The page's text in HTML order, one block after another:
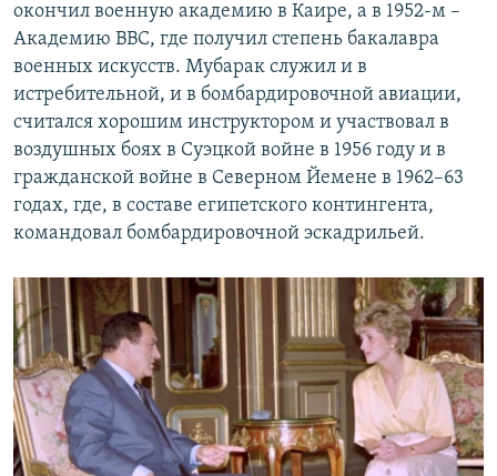
окончил военную академию в Каире, а в 1952-м –
Академию ВВС, где получил степень бакалавра
военных искусств. Мубарак служил и в
истребительной, и в бомбардировочной авиации,
считался хорошим инструктором и участвовал в
воздушных боях в Суэцкой войне в 1956 году и в
гражданской войне в Северном Йемене в 1962–63
годах, где, в составе египетского контингента,
командовал бомбардировочной эскадрильей.